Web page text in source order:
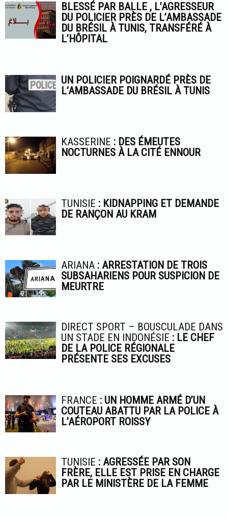
BLESSÉ PAR BALLE , L’AGRESSEUR
DU POLICIER PRÈS DE L’AMBASSADE
DU BRÉSIL À TUNIS, TRANSFÉRÉ À
L’HÔPITAL
UN POLICIER POIGNARDÉ PRÈS DE
L’AMBASSADE DU BRÉSIL À TUNIS
KASSERINE : DES ÉMEUTES
NOCTURNES À LA CITÉ ENNOUR
TUNISIE : KIDNAPPING ET DEMANDE
DE RANÇON AU KRAM
ARIANA : ARRESTATION DE TROIS
SUBSAHARIENS POUR SUSPICION DE
MEURTRE
DIRECT SPORT – BOUSCULADE DANS
UN STADE EN INDONÉSIE : LE CHEF
DE LA POLICE RÉGIONALE
PRÉSENTE SES EXCUSES
FRANCE : UN HOMME ARMÉ D’UN
COUTEAU ABATTU PAR LA POLICE À
L’AÉROPORT ROISSY
TUNISIE : AGRESSÉE PAR SON
FRÈRE, ELLE EST PRISE EN CHARGE
PAR LE MINISTÈRE DE LA FEMME